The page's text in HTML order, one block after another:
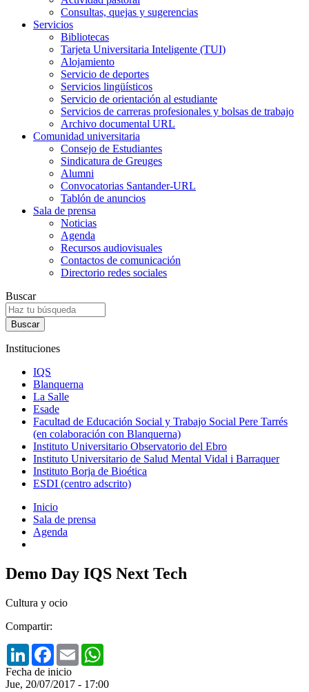
Consultas, quejas y sugerencias
Servicios
Bibliotecas
Tarjeta Universitaria Inteligente (TUI)
Alojamiento
Servicio de deportes
Servicios lingüísticos
Servicio de orientación al estudiante
Servicios de carreras profesionales y bolsas de trabajo
Archivo documental URL
Comunidad universitaria
Consejo de Estudiantes
Sindicatura de Greuges
Alumni
Convocatorias Santander-URL
Tablón de anuncios
Sala de prensa
Noticias
Agenda
Recursos audiovisuales
Contactos de comunicación
Directorio redes sociales
Buscar
Instituciones
IQS
Blanquerna
La Salle
Esade
Facultad de Educación Social y Trabajo Social Pere Tarrés
(en colaboración con Blanquerna)
Instituto Universitario Observatorio del Ebro
Instituto Universitario de Salud Mental Vidal i Barraquer
Instituto Borja de Bioética
ESDI (centro adscrito)
Inicio
Sala de prensa
Agenda
Demo Day IQS Next Tech
Cultura y ocio
Compartir:
LinkedInFacebook
Email
Fecha de inicio
Jue, 20/07/2017 - 17:00